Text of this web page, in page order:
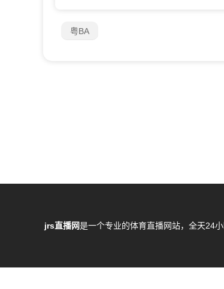
粤BA
jrs直播网是一个专业的体育直播网站，全天24